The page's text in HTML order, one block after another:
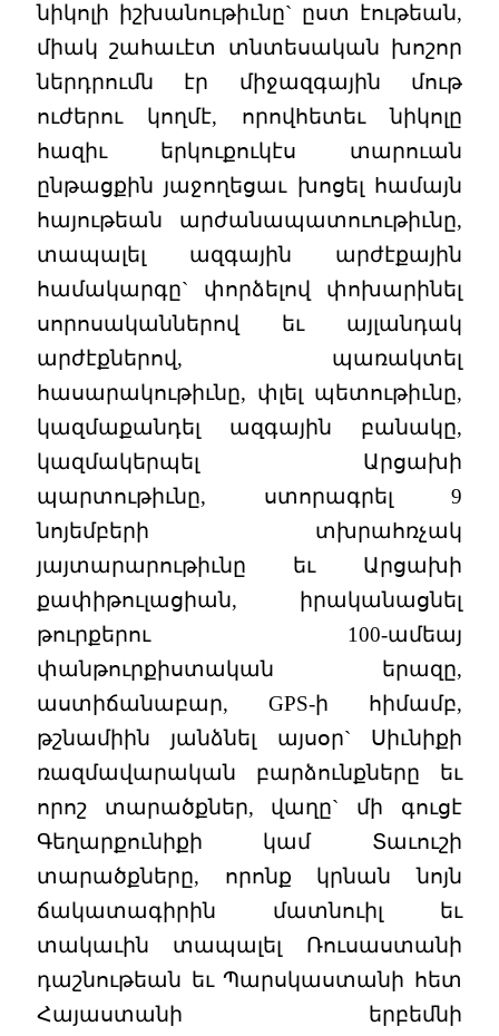
նիկոլի իշխանութիւնը` ըստ էութեան,
միակ շահաւէտ տնտեսական խոշոր
ներդրումն էր միջազգային մութ
ուժերու կողմէ, որովհետեւ նիկոլը
հազիւ երկուքուկէս տարուան
ընթացքին յաջողեցաւ խոցել համայն
հայութեան արժանապատուութիւնը,
տապալել ազգային արժէքային
համակարգը` փորձելով փոխարինել
սորոսականներով եւ այլանդակ
արժէքներով, պառակտել
հասարակութիւնը, փլել պետութիւնը,
կազմաքանդել ազգային բանակը,
կազմակերպել Արցախի
պարտութիւնը, ստորագրել 9
նոյեմբերի տխրահռչակ
յայտարարութիւնը եւ Արցախի
քափիթուլացիան, իրականացնել
թուրքերու 100-ամեայ
փանթուրքիստական երազը,
աստիճանաբար, GPS-ի հիմամբ,
թշնամիին յանձնել այսօր` Սիւնիքի
ռազմավարական բարձունքները եւ
որոշ տարածքներ, վաղը` մի գուցէ
Գեղարքունիքի կամ Տաւուշի
տարածքները, որոնք կրնան նոյն
ճակատագիրին մատնուիլ եւ
տակաւին տապալել Ռուսաստանի
դաշնութեան եւ Պարսկաստանի հետ
Հայաստանի երբեմնի